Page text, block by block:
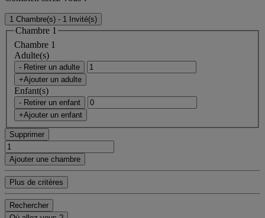
1 Chambre(s) - 1 Invité(s)
Chambre 1
Chambre 1
Adulte(s)
- Retirer un adulte
+Ajouter un adulte
Enfant(s)
- Retirer un enfant
+Ajouter un enfant
Supprimer
Ajouter une chambre
Plus de critères
Rechercher